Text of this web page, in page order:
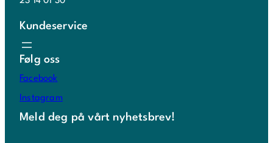
Kundeservice
Følg oss
Facebook
Instagram
Meld deg på vårt nyhetsbrev!